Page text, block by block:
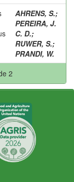
AHRENS, S.;
PEREIRA, J.
C. D.;
RUWER, S.;
PRANDI, W.
2